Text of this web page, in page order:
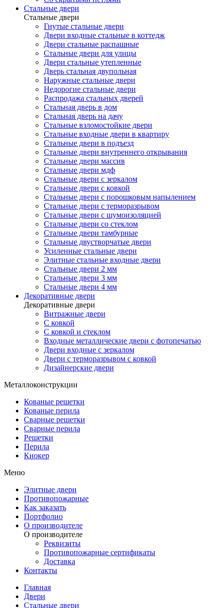
Стальные двери
Стальные двери
Гнутые стальные двери
Двери входные стальные в коттедж
Двери стальные распашные
Стальные двери для улицы
Двери стальные утепленные
Дверь стальная двупольная
Наружные стальные двери
Недорогие стальные двери
Распродажа стальных дверей
Стальная дверь в дом
Стальная дверь на дачу
Стальные взломостойкие двери
Стальные входные двери в квартиру
Стальные двери в подъезд
Стальные двери внутреннего открывания
Стальные двери массив
Стальные двери мдф
Стальные двери с зеркалом
Стальные двери с ковкой
Стальные двери с порошковым напылением
Стальные двери с терморазрывом
Стальные двери с шумоизоляцией
Стальные двери со стеклом
Стальные двери тамбурные
Стальные двустворчатые двери
Усиленные стальные двери
Элитные стальные входные двери
Стальные двери 2 мм
Стальные двери 3 мм
Стальные двери 4 мм
Декоративные двери
Декоративные двери
Витражные двери
С ковкой
С ковкой и стеклом
Входные металлические двери с фотопечатью
Двери входные с зеркалом
Двери с терморазрывом с ковкой
Дизайнерские двери
Металлоконструкции
Кованые решетки
Кованые перила
Сварные решетки
Сварные перила
Решетки
Перила
Кнокер
Меню
Элитные двери
Противопожарные
Как заказать
Портфолио
О производителе
О производителе
Реквизиты
Противопожарные сертификаты
Доставка
Контакты
Главная
Двери
Стальные двери